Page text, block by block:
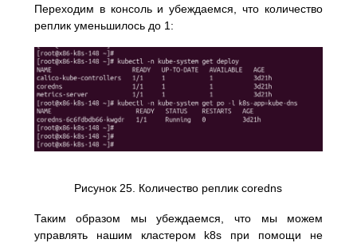
Переходим в консоль и убеждаемся, что количество
реплик уменьшилось до 1:
Рисунок 25. Количество реплик coredns
Таким образом мы убеждаемся, что мы можем
управлять нашим кластером k8s при помощи не